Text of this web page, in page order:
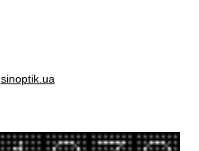
sinoptik.ua